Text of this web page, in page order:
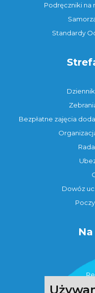
Podręczniki na
Standardy
Bezpłatne zajęcia
Dowóz